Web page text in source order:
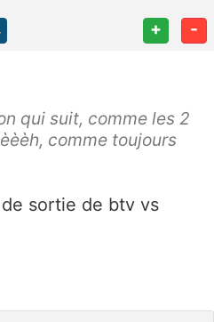
+ -
qui suit, comme les 2
comme toujours
sortie de btv vs